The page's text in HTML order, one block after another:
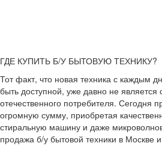
ГДЕ КУПИТЬ Б/У БЫТОВУЮ ТЕХНИКУ?
Тот факт, что новая техника с каждым
быть доступной, уже давно не является
отечественного потребителя. Сегодня
огромную сумму, приобретая
стиральную машину и даже
продажа б/у бытовой техники в Москве